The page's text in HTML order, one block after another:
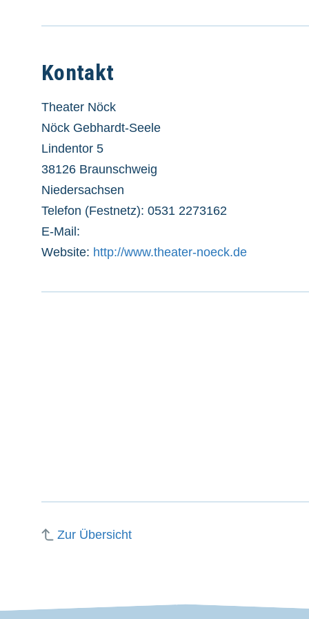
Kontakt
Theater Nöck
Nöck Gebhardt-Seele
Lindentor 5
38126 Braunschweig
Niedersachsen
Telefon (Festnetz): 0531 2273162
E-Mail:
Website: http://www.theater-noeck.de
Zur Übersicht